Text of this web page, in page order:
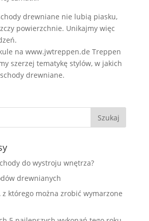
drewniane nie lubią piasku,
powierzchnie. Unikajmy więc
na www.jwtreppen.de Treppen
szerzej tematykę stylów, w jakich
drewniane.
do wystroju wnętrza?
drewnianych
z którego można zrobić wymarzone